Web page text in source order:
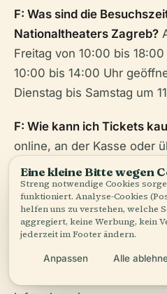
F: Was sind die
Nationaltheaters Zagreb?
Freitag von 10:00 bis
10:00 bis 14:00 Uhr
Dienstag bis Samstag um
F: Wie kann ich Tickets
online, an der Kasse oder
Verkaufsstellen erhältlich.
wird empfohlen.
F: Ist das Theater für
Behinderungen zugänglich?
schwellenfreiem Zugang,
und
Eine kleine Bitte wegen
Streng notwendige Cookies
funktioniert. Analyse-Cookies
helfen uns zu verstehen, welche
aggregiert, keine Werbung, kein
jederzeit im Footer ändern.
Anpassen Alle